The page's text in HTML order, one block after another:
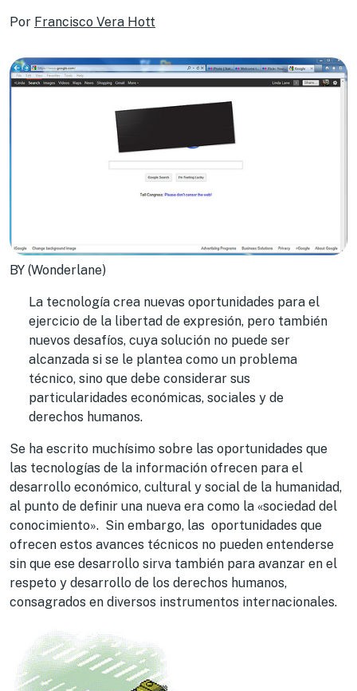
Por Francisco Vera Hott
BY (Wonderlane)
La tecnología crea nuevas oportunidades para el
ejercicio de la libertad de expresión, pero también
nuevos desafíos, cuya solución no puede ser
alcanzada si se le plantea como un problema
técnico, sino que debe considerar sus
particularidades económicas, sociales y de
derechos humanos.
Se ha escrito muchísimo sobre las oportunidades que
las tecnologías de la información ofrecen para el
desarrollo económico, cultural y social de la humanidad,
al punto de definir una nueva era como la «sociedad del
conocimiento». Sin embargo, las oportunidades que
ofrecen estos avances técnicos no pueden entenderse
sin que ese desarrollo sirva también para avanzar en el
respeto y desarrollo de los derechos humanos,
consagrados en diversos instrumentos internacionales.